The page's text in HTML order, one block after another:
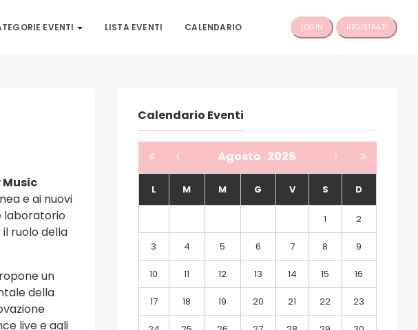
EVENTI LISTA EVENTI CALENDARIO LOGIN REGISTRATI
Music
e ai nuovi
laboratorio
ruolo della
un
della
live e agli
Calendario Eventi
Agosto 2026
L M M G V S D
1 2
3 4 5 6 7 8 9
10 11 12 13 14 15 16
17 18 19 20 21 22 23